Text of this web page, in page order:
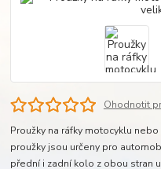
Ohodnotit
Proužky na ráfky motocyklu
proužky jsou určeny pro
přední i zadní kolo z obou stran